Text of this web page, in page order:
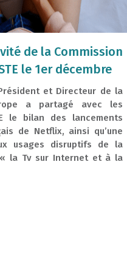
de la Commission
le 1er décembre
et Directeur de la
a partagé avec les
le bilan des lancements
de Netflix, ainsi qu’une
usages disruptifs de la
« la Tv sur Internet et à la